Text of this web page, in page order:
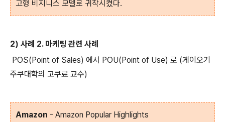
고형 비지니스 모델로 귀착시켰다.
2) 사례 2. 마케팅 관련 사례
POS(Point of Sales) 에서 POU(Point of Use) 로 (게이오기
주쿠대학의 고쿠료 교수)
Amazon - Amazon Popular Highlights